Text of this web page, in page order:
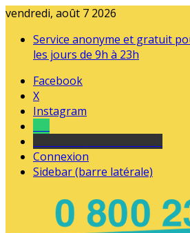
vendredi, août 7 2026
Service anonyme et gratuit
les jours de 9h à 23h
Facebook
X
Instagram
Connexion
Sidebar (barre latérale)